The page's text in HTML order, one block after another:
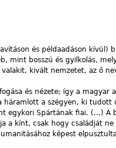
és példaadáson kívül)
mint bosszú és gyilkolás,
kivált nemzetet, az ő
és nézete; így a
háramlott a szégyen, ki
egykori Spártának fiai. (…) A
a kínt, csak hogy családját
képest